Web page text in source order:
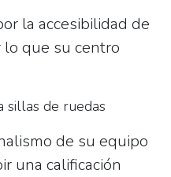
la accesibilidad de
que su centro
sillas de ruedas
de su equipo
una calificación